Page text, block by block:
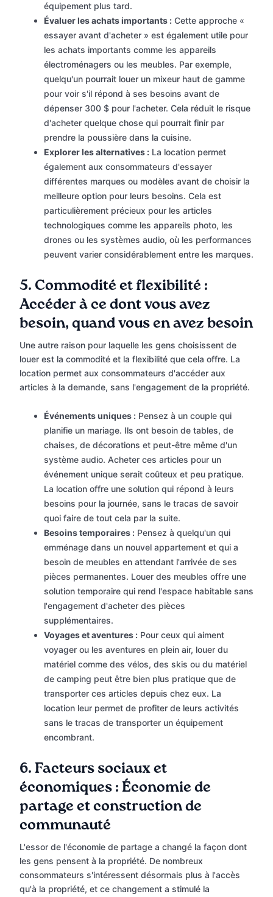
équipement plus tard.
Évaluer les achats importants : Cette approche «
essayer avant d'acheter » est également utile pour
les achats importants comme les appareils
électroménagers ou les meubles. Par exemple,
quelqu'un pourrait louer un mixeur haut de gamme
pour voir s'il répond à ses besoins avant de
dépenser 300 $ pour l'acheter. Cela réduit le risque
d'acheter quelque chose qui pourrait finir par
prendre la poussière dans la cuisine.
Explorer les alternatives : La location permet
également aux consommateurs d'essayer
différentes marques ou modèles avant de choisir la
meilleure option pour leurs besoins. Cela est
particulièrement précieux pour les articles
technologiques comme les appareils photo, les
drones ou les systèmes audio, où les performances
peuvent varier considérablement entre les marques.
5. Commodité et flexibilité :
Accéder à ce dont vous avez
besoin, quand vous en avez besoin
Une autre raison pour laquelle les gens choisissent de
louer est la commodité et la flexibilité que cela offre. La
location permet aux consommateurs d'accéder aux
articles à la demande, sans l'engagement de la propriété.
Événements uniques : Pensez à un couple qui
planifie un mariage. Ils ont besoin de tables, de
chaises, de décorations et peut-être même d'un
système audio. Acheter ces articles pour un
événement unique serait coûteux et peu pratique.
La location offre une solution qui répond à leurs
besoins pour la journée, sans le tracas de savoir
quoi faire de tout cela par la suite.
Besoins temporaires : Pensez à quelqu'un qui
emménage dans un nouvel appartement et qui a
besoin de meubles en attendant l'arrivée de ses
pièces permanentes. Louer des meubles offre une
solution temporaire qui rend l'espace habitable sans
l'engagement d'acheter des pièces
supplémentaires.
Voyages et aventures : Pour ceux qui aiment
voyager ou les aventures en plein air, louer du
matériel comme des vélos, des skis ou du matériel
de camping peut être bien plus pratique que de
transporter ces articles depuis chez eux. La
location leur permet de profiter de leurs activités
sans le tracas de transporter un équipement
encombrant.
6. Facteurs sociaux et
économiques : Économie de
partage et construction de
communauté
L'essor de l'économie de partage a changé la façon dont
les gens pensent à la propriété. De nombreux
consommateurs s'intéressent désormais plus à l'accès
qu'à la propriété, et ce changement a stimulé la